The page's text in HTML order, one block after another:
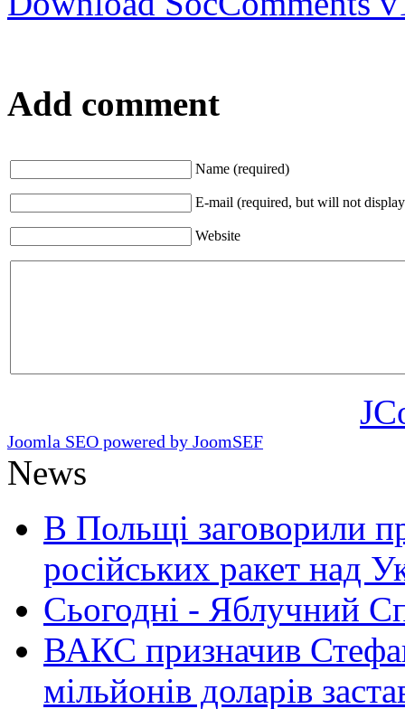
Add comment
Name (required)
E-mail (required, but will not
Website
Joomla SEO powered by JoomSEF
News
В Польщі заговорили
російських ракет над
Сьогодні - Яблучний
ВАКС призначив
мільйонів доларів